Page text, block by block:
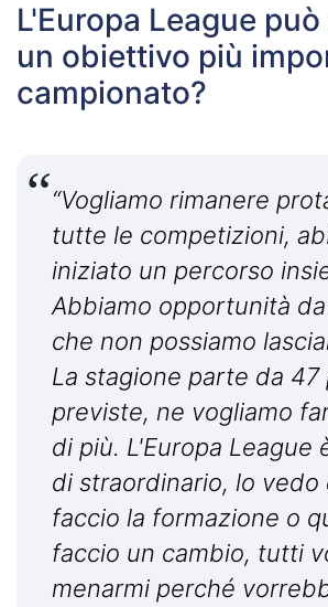
L'Europa League
un obiettivo più
campionato?
“Vogliamo rimanere
tutte le competizioni,
iniziato un percorso
Abbiamo opportunità
che non possiamo
La stagione parte da 47
previste, ne vogliamo
di più. L'Europa League
di straordinario, lo vedo
faccio la formazione o
faccio un cambio, tutti
menarmi perché